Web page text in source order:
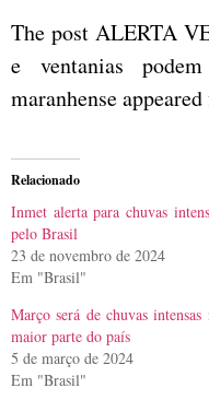
The post ALERTA
e ventanias
maranhense
Relacionado
Inmet alerta para chuvas
pelo Brasil
23 de novembro de 2024
Em "Brasil"
Março será de chuvas intensas
maior parte do país
5 de março de 2024
Em "Brasil"